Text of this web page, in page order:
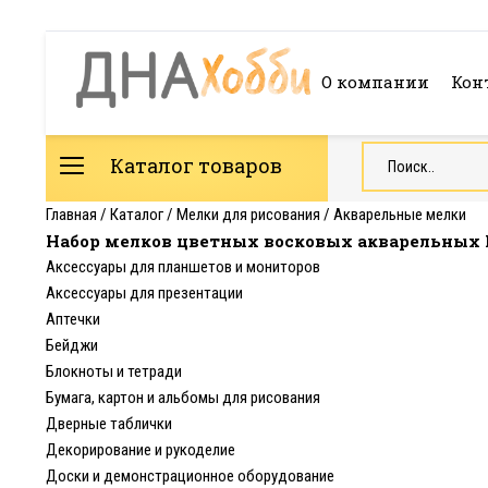
О компании
Каталог товаров
Главная / Каталог/ Мелки для рисования / Акварельные мелки
Набор мелков цветных восковых акварельных
Аксессуары для планшетов и мониторов
Аксессуары для презентации
Аптечки
Бейджи
Блокноты и тетради
Бумага, картон и альбомы для рисования
Дверные таблички
Декорирование и рукоделие
Доски и демонстрационное оборудование